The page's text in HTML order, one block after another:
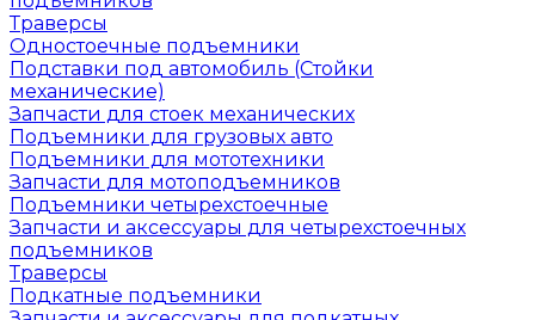
Траверсы
Одностоечные подъемники
Подставки под автомобиль (Стойки
механические)
Запчасти для стоек механических
Подъемники для грузовых авто
Подъемники для мототехники
Запчасти для мотоподъемников
Подъемники четырехстоечные
Запчасти и аксессуары для четырехстоечных
подъемников
Траверсы
Подкатные подъемники